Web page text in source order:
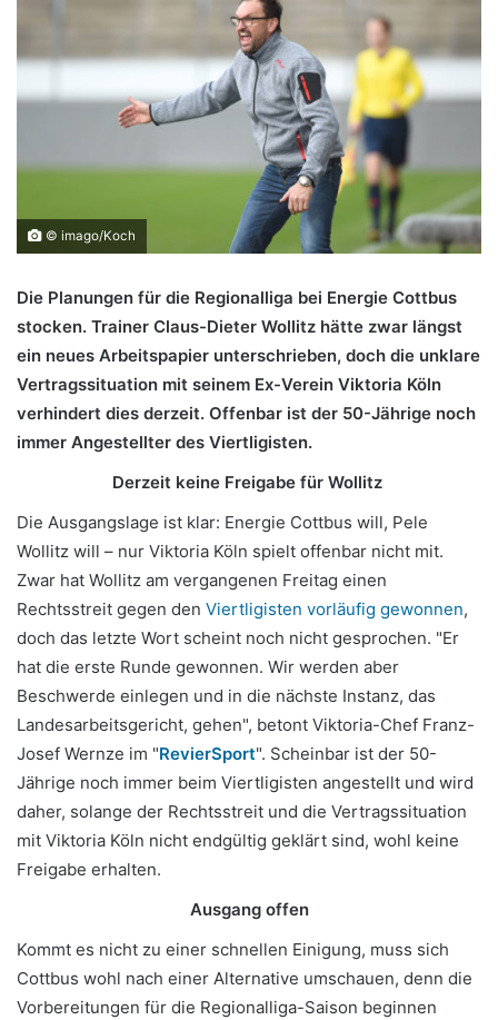
© imago/Koch
Die Planungen für die Regionalliga bei Energie Cottbus
stocken. Trainer Claus-Dieter Wollitz hätte zwar längst
ein neues Arbeitspapier unterschrieben, doch die unklare
Vertragssituation mit seinem Ex-Verein Viktoria Köln
verhindert dies derzeit. Offenbar ist der 50-Jährige noch
immer Angestellter des Viertligisten.
Derzeit keine Freigabe für Wollitz
Die Ausgangslage ist klar: Energie Cottbus will, Pele
Wollitz will – nur Viktoria Köln spielt offenbar nicht mit.
Zwar hat Wollitz am vergangenen Freitag einen
Rechtsstreit gegen den Viertligisten vorläufig gewonnen,
doch das letzte Wort scheint noch nicht gesprochen. "Er
hat die erste Runde gewonnen. Wir werden aber
Beschwerde einlegen und in die nächste Instanz, das
Landesarbeitsgericht, gehen", betont Viktoria-Chef Franz-
Josef Wernze im "RevierSport". Scheinbar ist der 50-
Jährige noch immer beim Viertligisten angestellt und wird
daher, solange der Rechtsstreit und die Vertragssituation
mit Viktoria Köln nicht endgültig geklärt sind, wohl keine
Freigabe erhalten.
Ausgang offen
Kommt es nicht zu einer schnellen Einigung, muss sich
Cottbus wohl nach einer Alternative umschauen, denn die
Vorbereitungen für die Regionalliga-Saison beginnen